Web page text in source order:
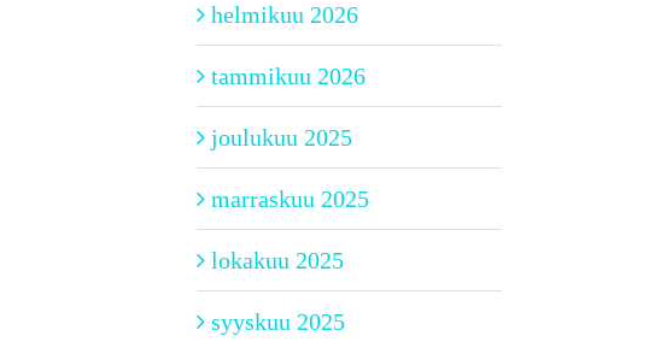
helmikuu 2026
tammikuu 2026
joulukuu 2025
marraskuu 2025
lokakuu 2025
syyskuu 2025